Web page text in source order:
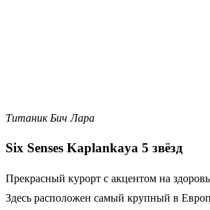
Титаник Бич Лара
Six Senses Kaplankaya 5 звёзд
Прекрасный курорт с акцентом на
Здесь расположен самый крупный в